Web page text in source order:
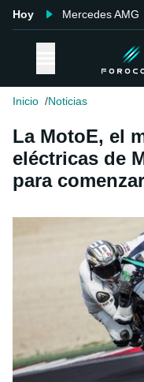
Hoy Mercedes AMG
Inicio Noticias
La MotoE, el
eléctricas de
para